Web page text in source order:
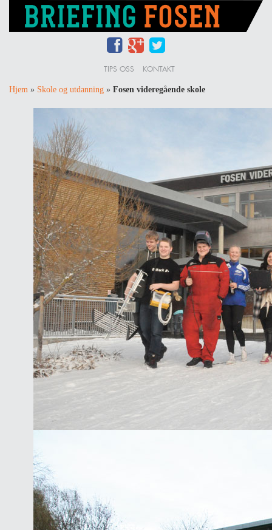
TIPS OSS KONTAKT
Hjem » Skole og utdanning » Fosen videregående skole